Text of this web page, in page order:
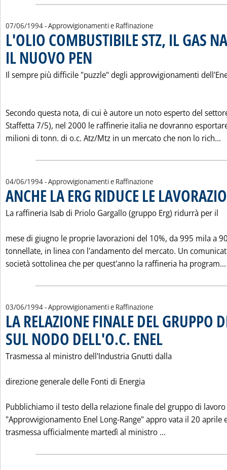
07/06/1994- Approvvigionamenti e Raffinazione
L'OLIO COMBUSTIBILE STZ, IL GAS
IL NUOVO PEN
Il sempre più difficile "puzzle" degli approvvigionamenti
Secondo questa nota, di cui è autore un noto esperto del
Staffetta 7/5), nel 2000 le raffinerie italia ne dovranno
milioni di tonn. di o.c. Atz/Mtz in un mercato che non lo rich...
04/06/1994- Approvvigionamenti e Raffinazione
ANCHE LA ERG RIDUCE LE
La raffineria Isab di Priolo Gargallo (gruppo Erg) ridurrà per il
mese di giugno le proprie lavorazioni del 10%, da 995 mila a
tonnellate, in linea con l'andamento del mercato. Un
società sottolinea che per quest'anno la raffineria ha program...
03/06/1994- Approvvigionamenti e Raffinazione
LA RELAZIONE FINALE DEL GRUPPO
SUL NODO DELL'O.C. ENEL
Trasmessa al ministro dell'Industria Gnutti dalla
direzione generale delle Fonti di Energia
Pubblichiamo il testo della relazione finale del gruppo di lavoro
"Approvvigionamento Enel Long-Range" appro vata il 20 aprile
trasmessa ufficialmente martedì al ministro ...